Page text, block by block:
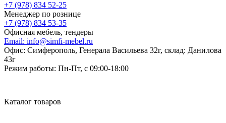
+7 (978) 834 52-25
Менеджер по рознице
+7 (978) 834 53-35
Офисная мебель, тендеры
Email: info@simfi-mebel.ru
Офис: Симферополь, Генерала Васильева 32г, склад: Данилова
43г
Режим работы: Пн-Пт, с 09:00-18:00
Каталог товаров